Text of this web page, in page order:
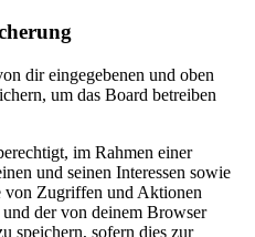
dir eingegebenen und oben
um das Board betreiben
im Rahmen einer
und seinen Interessen sowie
von Zugriffen und Aktionen
der von deinem Browser
speichern, sofern dies zur